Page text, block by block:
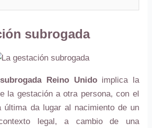
subrogada
Reino Unidoimplica la
la gestación a otra persona, con el
última da lugar al nacimiento de un
legal, a cambio de una